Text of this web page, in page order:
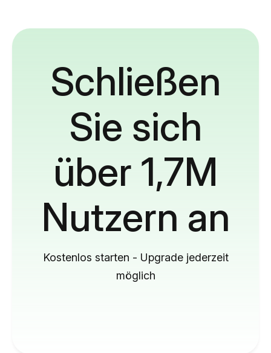
Schließen
Sie sich
über 1,7M
Nutzern an
Kostenlos starten - Upgrade jederzeit
möglich